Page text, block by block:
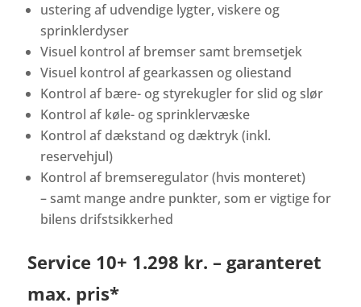
ustering af udvendige lygter, viskere og
sprinklerdyser
Visuel kontrol af bremser samt bremsetjek
Visuel kontrol af gearkassen og oliestand
Kontrol af bære- og styrekugler for slid og slør
Kontrol af køle- og sprinklervæske
Kontrol af dækstand og dæktryk (inkl.
reservehjul)
Kontrol af bremseregulator (hvis monteret)
– samt mange andre punkter, som er vigtige for
bilens drifstsikkerhed
Service 10+ 1.298 kr. – garanteret
max. pris*